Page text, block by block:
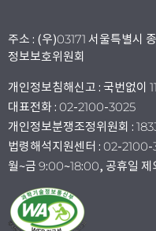
주소 : (우)03171 서울특별시
정보보호위원회
개인정보침해신고 : 국번없이
대표전화 : 02-2100-3025
개인정보분쟁조정위원회 :
법령해석지원센터 : 02-
월~금 9:00~18:00, 공휴일 제